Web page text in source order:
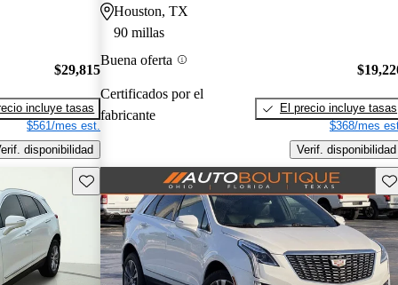
$29,815
incluye tasas
$561/mes est.
disponibilidad
Houston, TX
90 millas
Buena oferta
Certificados por el
fabricante
El precio incluye tasas
$368/mes
Verif. disponibilidad
Guarda este Aviso